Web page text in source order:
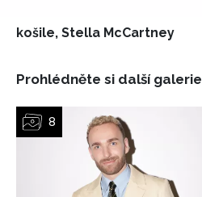
NEWSLETTER
košile, Stella McCartney
Prohlédněte si další galerie